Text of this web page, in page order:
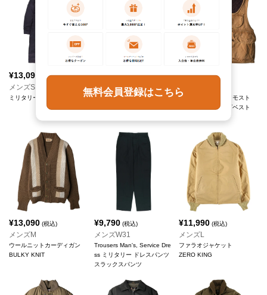
¥13,090 (税込)
メンズS
ミリタリー トレンチコート
¥9,790(税込)
メンズL
ハリントンジャケット スイ
¥13,090(税込)
メンズL
FOREMOST フォアモスト
ダックハンティングベスト
¥13,090 (税込)
メンズM
ウールニットカーディガン
BULKY KNIT
¥9,790(税込)
メンズW31
Trousers Man's, Service Dre
ss ミリタリー ドレスパンツ
スラックスパンツ
¥11,990 (税込)
メンズL
ファラオジャケット
ZERO KING
無料会員登録はこちら